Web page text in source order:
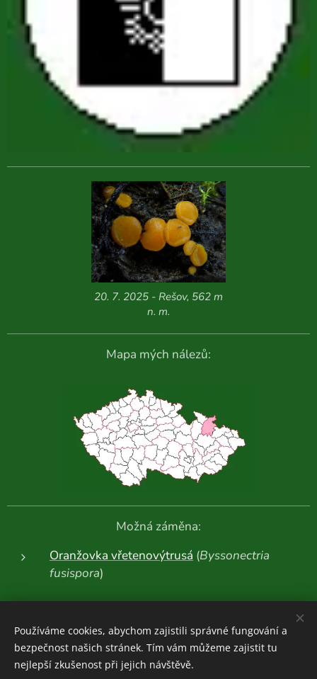
20. 7. 2025 - Rešov, 562 m
n. m.
Mapa mých nálezů:
Možná záměna:
Oranžovka vřetenovýtrusá (Byssonectria
fusispora)
Další fotografie:
Používáme cookies, abychom zajistili správné fungování a
bezpečnost našich stránek. Tím vám můžeme zajistit tu
nejlepší zkušenost při jejich návštěvě.